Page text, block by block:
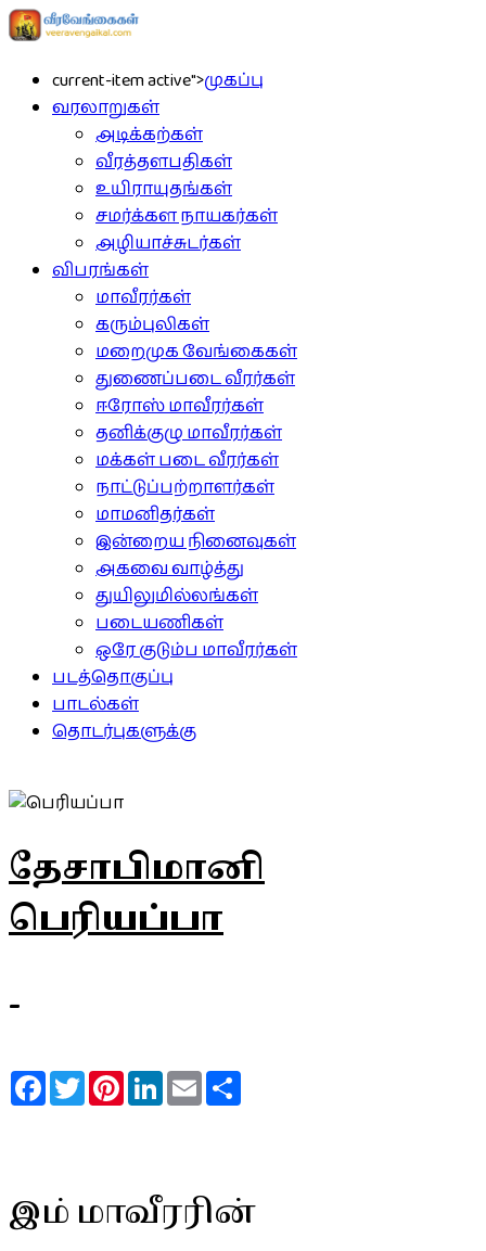
current-item active">முகப்பு
வரலாறுகள்
அடிக்கற்கள்
வீரத்தளபதிகள்
உயிராயுதங்கள்
சமர்க்கள நாயகர்கள்
அழியாச்சுடர்கள்
விபரங்கள்
மாவீரர்கள்
கரும்புலிகள்
மறைமுக வேங்கைகள்
துணைப்படை வீரர்கள்
ஈரோஸ் மாவீரர்கள்
தனிக்குழு மாவீரர்கள்
மக்கள் படை வீரர்கள்
நாட்டுப்பற்றாளர்கள்
மாமனிதர்கள்
இன்றைய நினைவுகள்
அகவை வாழ்த்து
துயிலுமில்லங்கள்
படையணிகள்
ஒரே குடும்ப மாவீரர்கள்
படத்தொகுப்பு
பாடல்கள்
தொடர்புகளுக்கு
தேசாபிமானி
பெரியப்பா
-
FacebookTwitterPinterestLinkedInEmail
இம் மாவீரரின்